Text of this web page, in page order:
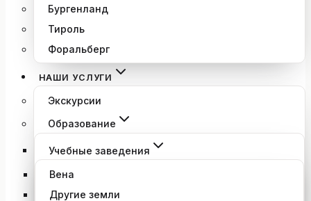
Бургенланд
Тироль
Форальберг
НАШИ УСЛУГИ
Экскурсии
Образование
Учебные заведения
Вена
Другие земли